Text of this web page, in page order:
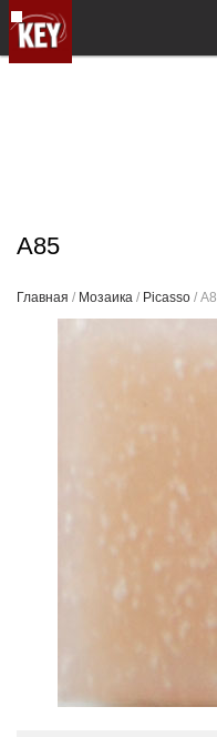
A85
Главная / Мозаика / Picasso /